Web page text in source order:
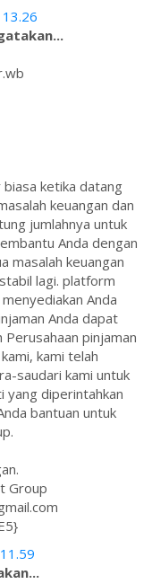
ketika datang
keuangan dan
jumlahnya untuk
Anda dengan
masalah keuangan
lagi. platform
Anda
Anda dapat
pinjaman
kami telah
saudari kami untuk
yang diperintahkan
bantuan untuk
Group